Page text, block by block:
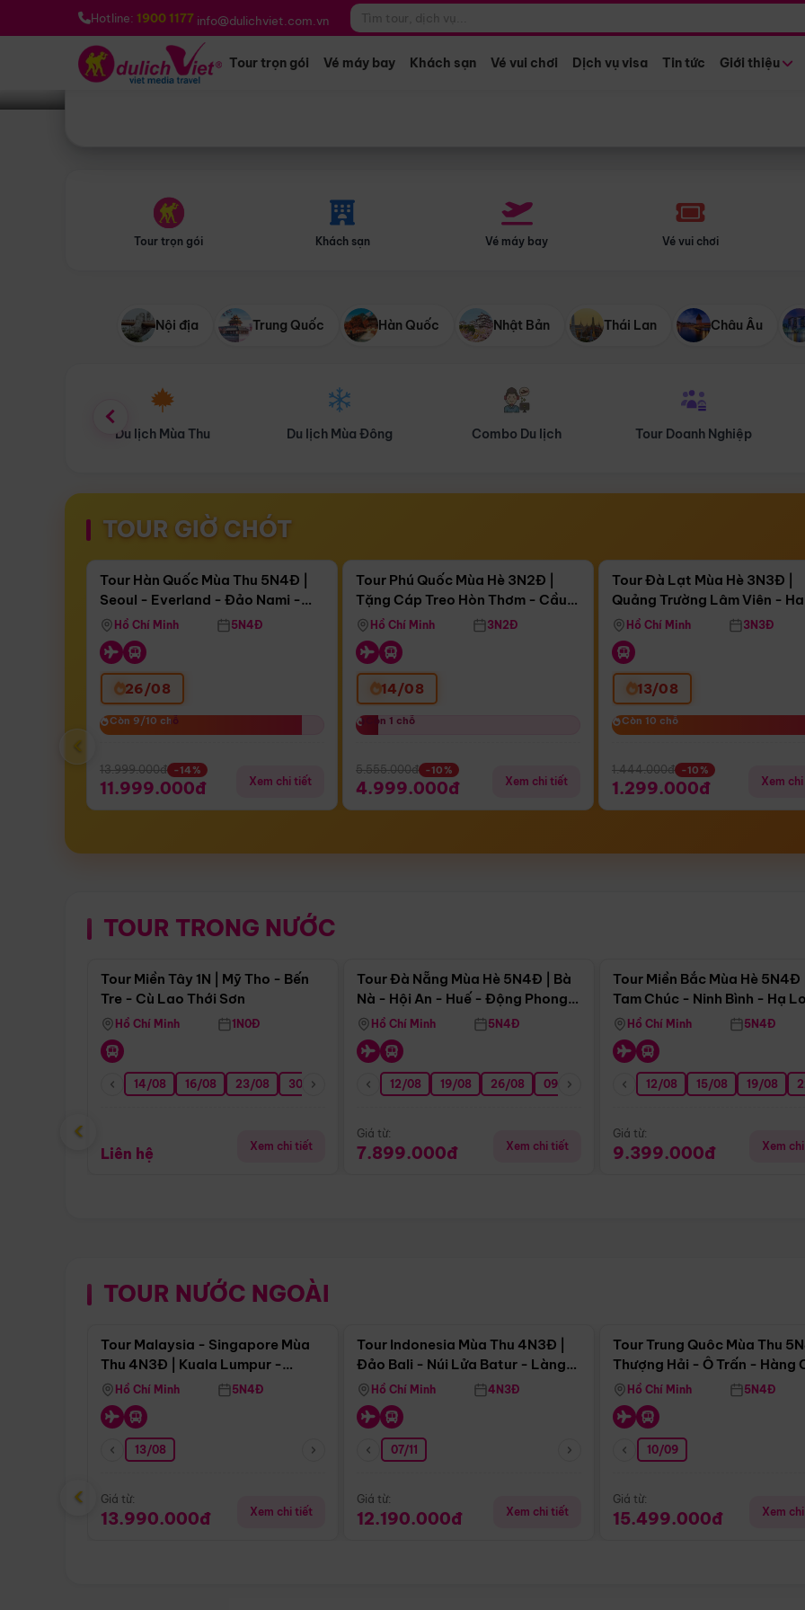
Hotline: 1900 1177 info@dulichviet.com.vn
Tour trọn gói Vé máy bay Khách sạn Vé vui chơi Dịch vụ visa Tin tức Giới thiệu
Bạn muốn đi đâu? *
Tour trọn gói Khách sạn Vé máy bay Vé vui chơi
Nội địa Trung Quốc Hàn Quốc Nhật Bản Thái Lan Châu Âu
Du lịch Mùa Đông Combo Du lịch Tour Doanh Nghiệp Du lịch Hành Hương
TOUR GIỜ CHÓT
Còn17 ngày 09:52:04
Bay Sun Phuquoc Airways
Điểm nổi bật
Tour Hàn Quốc Mùa Thu 5N4Đ |
Seoul - Everland - Đảo Nami -
Tháp Namsan (Bay Sun Phuquoc
Airways)
Hồ Chí Minh 5N4Đ
26/08
Còn 9/10 chỗ
Còn 9/10 chỗ
13.999.000đ -14%
11.999.000đ Xem chi tiết
Còn05 ngày 09:52:04
Tặng Cáp Treo Hòn Thơm
Tour Phú Quốc Mùa Hè 3N2Đ |
Tặng Cáp Treo Hòn Thơm - Cầu
Hôn - Công Viên Nước Aquatopia
Hồ Chí Minh 3N2Đ
14/08
Còn 1 chỗ
Còn 1 chỗ
5.555.000đ -10%
4.999.000đ Xem chi tiết
Còn04 ngày 09:52:04
Tour Đà Lạt Mùa Hè 3N3Đ |
Quảng Trường Lâm Viên -
Hill - Puppy Farm
Hồ Chí Minh 3N3Đ
13/08
Còn 10 chỗ
Còn 10 chỗ
1.444.000đ -10%
1.299.000đ Xem
‹
TOUR TRONG NƯỚC
Điểm nổi bật
Tour Miền Tây 1N | Mỹ Tho - Bến
Tre - Cù Lao Thới Sơn
Hồ Chí Minh 1N0Đ
14/08 16/08 23/08 30/08 06/09 13/09 20/09 27/09
Liên hệ Xem chi tiết
Tour Đà Nẵng Mùa Hè 5N4Đ | Bà
Nà - Hội An - Huế - Động Phong
NhaHồ Chí Minh 5N4Đ
12/08 19/08 26/08 09/09 16/09 23/09 30/09 07/10
Giá từ:
7.899.000đ Xem chi tiết
Tour Miền Bắc Mùa Hè 5N4Đ |
Tam Chúc - Ninh Bình - Hạ
Hồ Chí Minh 5N4Đ
12/08 15/08 19/08
Giá từ:
9.399.000đ Xem
‹
TOUR NƯỚC NGOÀI
Điểm nổi bật
Tour Malaysia - Singapore Mùa
Thu 4N3Đ | Kuala Lumpur -
Malacca - Johor Baru -
Singapore
Hồ Chí Minh 5N4Đ
13/08
Giá từ:
13.990.000đ Xem chi tiết
Tour Indonesia Mùa Thu 4N3Đ |
Đảo Bali - Núi Lửa Batur - Làng
Penglipuran
Hồ Chí Minh 4N3Đ
07/11
Giá từ:
12.190.000đ Xem chi tiết
Tour Trung Quôc Mùa Thu
Thượng Hải - Ô Trấn - Hàng
(Tour Không Shopping)
Hồ Chí Minh 5N4Đ
10/09
Giá từ:
15.499.000đ Xem
‹